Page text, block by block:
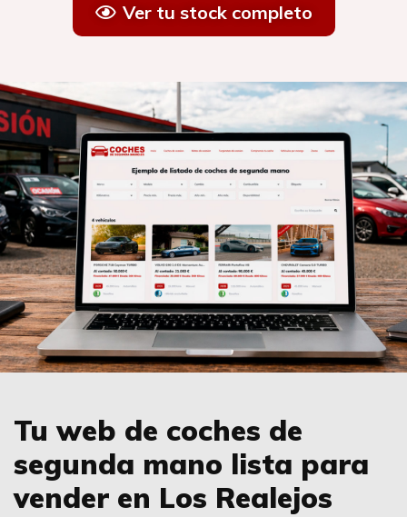
Ver tu stock completo
Tu web de coches de
segunda mano lista para
vender en Los Realejos